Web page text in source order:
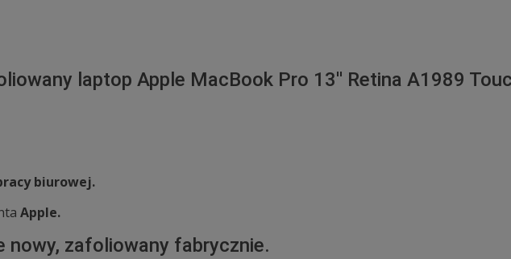
laptop Apple MacBook Pro 13'' Retina A1989
biurowej.
Apple.
nowy, zafoliowany fabrycznie.